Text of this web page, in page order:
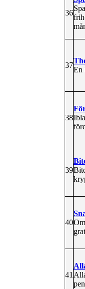
36
37
En
38
39
40
41